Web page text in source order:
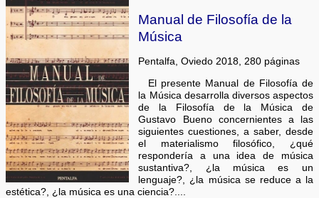
Manual de Filosofía de la
Música
Pentalfa, Oviedo 2018, 280 páginas
El presente Manual de Filosofía de
la Música desarrolla diversos aspectos
de la Filosofía de la Música de
Gustavo Bueno concernientes a las
siguientes cuestiones, a saber, desde
el materialismo filosófico, ¿qué
respondería a una idea de música
sustantiva?, ¿la música es un
lenguaje?, ¿la música se reduce a la
estética?, ¿la música es una ciencia?....